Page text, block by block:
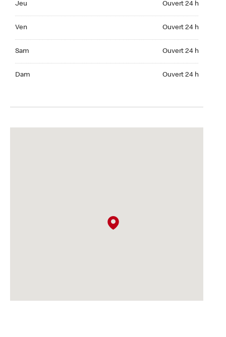
Jeu Ouvert 24 h
Ven Ouvert 24 h
Sam Ouvert 24 h
Dam Ouvert 24 h